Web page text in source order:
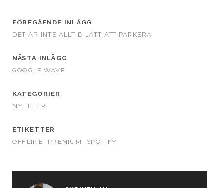
FÖREGÅENDE INLÄGG
DET ÄR INTE ALLTID LÄTT ATT PARKERA
NÄSTA INLÄGG
GOOGLE WAVE
KATEGORIER
NYHETER
ETIKETTER
OFFLINE
PREMIUM SPOTIFY